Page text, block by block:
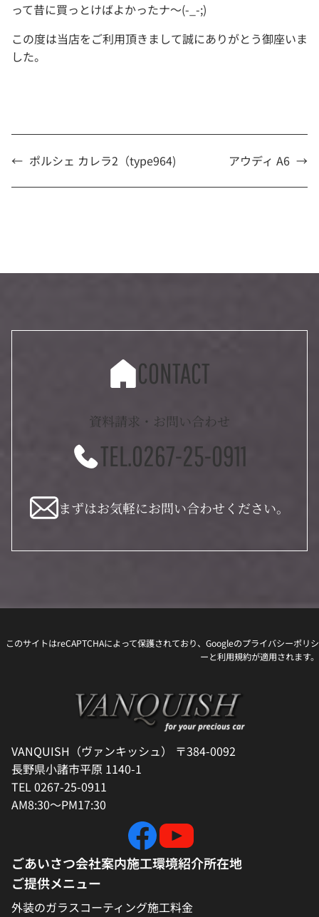
って昔に買っとけばよかったナ～(-_-;)
この度は当店をご利用頂きまして誠にありがとう御座いま
した。
← ポルシェ カレラ2（type964) アウディ A6 →
CONTACT
資料請求・お問い合わせ
TEL.0267-25-0911
まずはお気軽にお問い合わせください。
このサイトはreCAPTCHAによって保護されており、Googleのプライバシーポリシ
ーと利用規約が適用されます。
VANQUISH（ヴァンキッシュ） 〒384-0092
長野県小諸市平原 1140-1
TEL 0267-25-0911
AM8:30～PM17:30
ごあいさつ会社案内施工環境紹介所在地
ご提供メニュー
外装のガラスコーティング施工料金